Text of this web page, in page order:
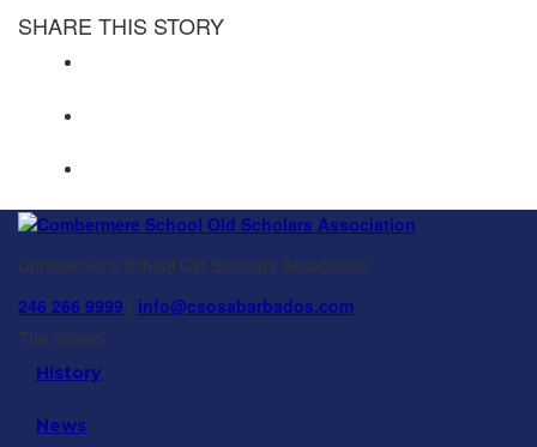
SHARE THIS STORY
Combermere School Old Scholars Association
246 266 9999 | info@csosabarbados.com
The School
History
News